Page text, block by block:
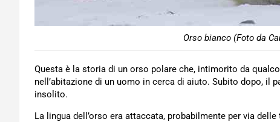
Orso bianco (Foto da
Questa è la storia di un orso polare che, intimorito da
nell’abitazione di un uomo in cerca di aiuto. Subito dopo, il
insolito.
La lingua dell’orso era attaccata, probabilmente per via